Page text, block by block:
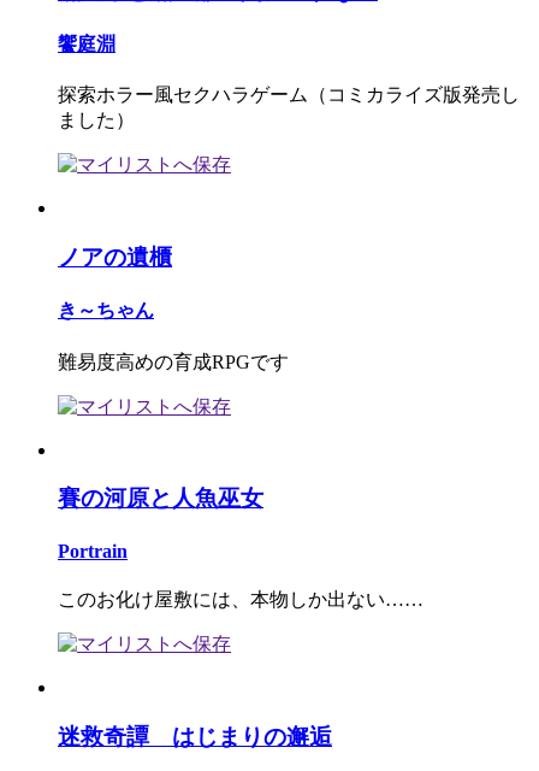
饗庭淵
探索ホラー風セクハラゲーム（コミカライズ版発売し
ました）
ノアの遺櫃
き～ちゃん
難易度高めの育成RPGです
賽の河原と人魚巫女
Portrain
このお化け屋敷には、本物しか出ない……
迷救奇譚 はじまりの邂逅